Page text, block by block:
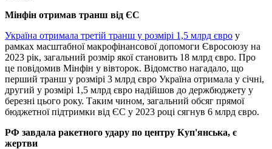
Мінфін отримав транш від ЄС
Україна отримала третій транш у розмірі 1,5 млрд євро у
рамках масштабної макрофінансової допомоги Євросоюзу на
2023 рік, загальний розмір якої становить 18 млрд євро. Про
це повідомив Мінфін у вівторок. Відомство нагадало, що
перший транш у розмірі 3 млрд євро Україна отримала у січні,
другий у розмірі 1,5 млрд євро надійшов до держбюджету у
березні цього року. Таким чином, загальний обсяг прямої
бюджетної підтримки від ЄС у 2023 році сягнув 6 млрд євро.
РФ завдала ракетного удару по центру Куп'янська, є
жертви